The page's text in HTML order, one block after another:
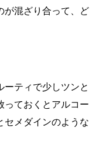
が混ざり合って、ど
ーティで少しツンと
っておくとアルコー
セメダインのような